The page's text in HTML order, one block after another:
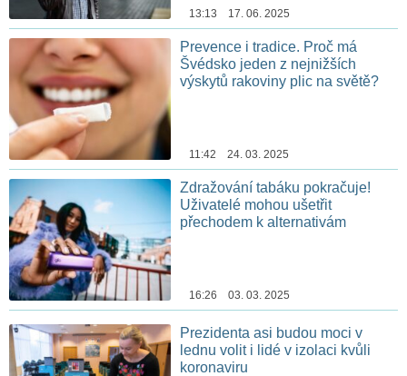
13:13 17. 06. 2025
Prevence i tradice. Proč má
Švédsko jeden z nejnižších
výskytů rakoviny plic na světě?
11:42 24. 03. 2025
Zdražování tabáku pokračuje!
Uživatelé mohou ušetřit
přechodem k alternativám
16:26 03. 03. 2025
Prezidenta asi budou moci v
lednu volit i lidé v izolaci kvůli
koronaviru